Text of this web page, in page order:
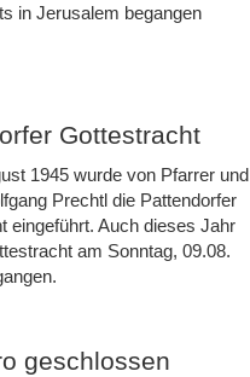
in Jerusalem begangen
Gottestracht
1945 wurde von Pfarrer und
Prechtl die Pattendorfer
eingeführt. Auch dieses Jahr
am Sonntag, 09.08.
geschlossen